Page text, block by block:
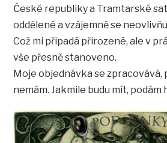
České republiky a Tramtarské
oddělené a vzájemně se
Což mi připadá přirozené, ale v
vše přesně stanoveno.
Moje objednávka se zpracovává,
nemám. Jakmile budu mít, podám